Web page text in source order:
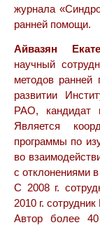
журнала
ранней помощи.
Айвазян
научный
методов
развитии
РАО, кандидат
Является
программы по
во
с отклонениями в
С 2008 г.
2010 г.
Автор более 40